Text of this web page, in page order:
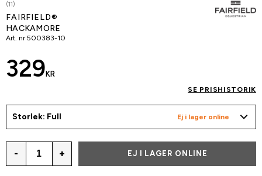
(11)
FAIRFIELD®
HACKAMORE
Art. nr 500383-10
329 KR
SE PRISHISTORIK
Storlek: Full Ej i lager online
- + EJ I LAGER ONLINE